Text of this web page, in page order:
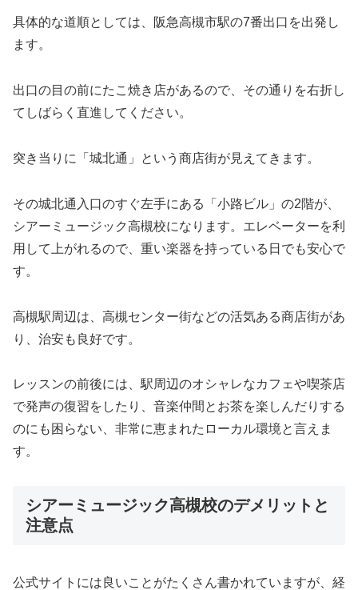
具体的な道順としては、阪急高槻市駅の7番出口を出発し
ます。
出口の目の前にたこ焼き店があるので、その通りを右折し
てしばらく直進してください。
突き当りに「城北通」という商店街が見えてきます。
その城北通入口のすぐ左手にある「小路ビル」の2階が、
シアーミュージック高槻校になります。エレベーターを利
用して上がれるので、重い楽器を持っている日でも安心で
す。
高槻駅周辺は、高槻センター街などの活気ある商店街があ
り、治安も良好です。
レッスンの前後には、駅周辺のオシャレなカフェや喫茶店
で発声の復習をしたり、音楽仲間とお茶を楽しんだりする
のにも困らない、非常に恵まれたローカル環境と言えま
す。
シアーミュージック高槻校のデメリットと
注意点
公式サイトには良いことがたくさん書かれていますが、経